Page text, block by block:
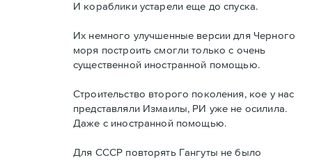
И кораблики устарели еще до спуска.
Их немного улучшенные версии для Черного
моря построить смогли только с очень
существенной иностранной помощью.
Строительство второго поколения, кое у нас
представляли Измаилы, РИ уже не осилила.
Даже с иностранной помощью.
Для СССР повторять Гангуты не было